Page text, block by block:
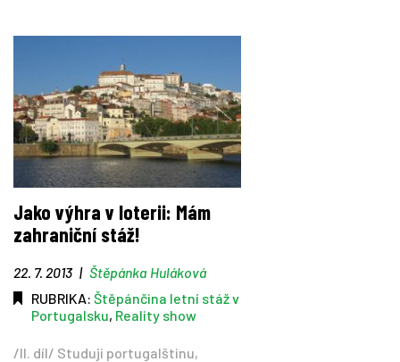
Jako výhra v loterii: Mám
zahraniční stáž!
22. 7. 2013 | Štěpánka Huláková
RUBRIKA: Štěpánčina letní stáž v
Portugalsku, Reality show
/II. díl/ Studuji portugalštinu,